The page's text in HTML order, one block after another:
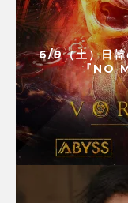
6/9（土）日韓
『NO